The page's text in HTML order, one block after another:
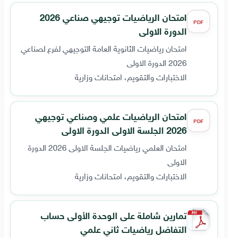
PDF
امتحان الرياضيات توجيهي صناعي 2026
الدورة الاولى
امتحان رياضيات الثانوية العامة التوجيهي لفرع لصناعي
2026 الدورة الاولى
الاختبارات والتقويم، امتحانات وزارية
PDF
امتحان الرياضيات علمي وصناعي توجيهي
2026 الجلسة الاولى الدورة الاولى
امتحان العلمي رياضيات الجلسة الاولى 2026 الدورة
الاولى
الاختبارات والتقويم، امتحانات وزارية
تمارين شاملة على الوحدة الأولى حساب
التفاضل رياضيات ثاني علمي